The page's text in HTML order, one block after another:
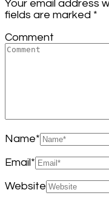
Your email address
fields are marked *
Comment
Name*
Email *
Website